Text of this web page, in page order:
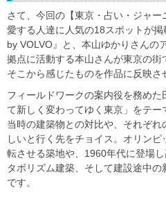
さて、今回の【東京・占い・ジャ
愛する人達に人気の18スポットが
by VOLVO』と、本山ゆかりさんの
拠点に活動する本山さんが東京の街
そこから感じたものを作品に反映さ
フィールドワークの案内役を務め
て新しく変わってゆく東京」をテ
当時の建築物との対比や、それぞ
しいと行く先をチョイス。オリン
転させる築地や、1960年代に登場
タボリズム建築、そして建設途中
です。